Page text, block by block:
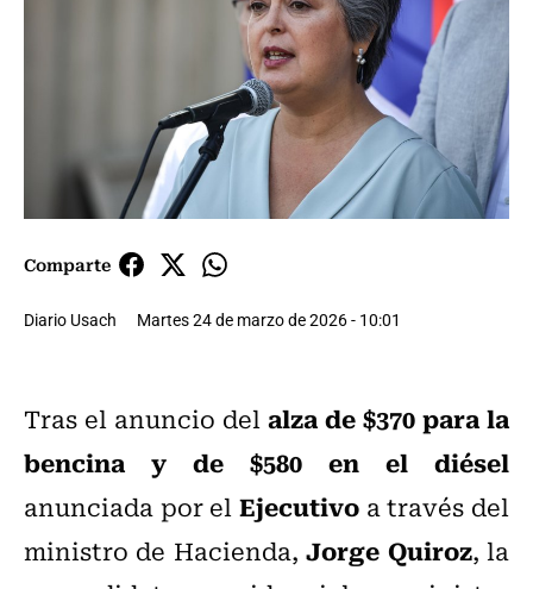
Comparte
Diario Usach Martes 24 de marzo de 2026 - 10:01
Tras el anuncio delalza de $370 para la
bencina y de $580 en el diésel
anunciada por elEjecutivo a través del
ministro de Hacienda,Jorge Quiroz, la